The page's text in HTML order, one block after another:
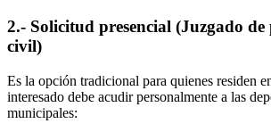
2.- Solicitud presencial (Juzgado de
civil)
Es la opción tradicional para quienes residen
interesado debe acudir personalmente a las
municipales: